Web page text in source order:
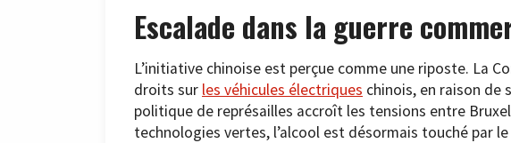
Escalade dans la guerre
L’initiative chinoise est perçue comme une riposte. La
droits sur les véhicules électriques chinois, en raison de
politique de représailles accroît les tensions entre
technologies vertes, l’alcool est désormais touché par